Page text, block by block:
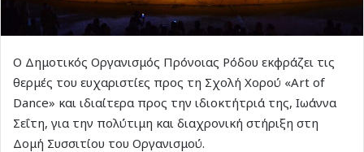
Ο Δημοτικός Οργανισμός Πρόνοιας Ρόδου εκφράζει τις
θερμές του ευχαριστίες προς τη Σχολή Χορού «Art of
Dance» και ιδιαίτερα προς την ιδιοκτήτριά της, Ιωάννα
Σεΐτη, για την πολύτιμη και διαχρονική στήριξη στη
Δομή Συσσιτίου του Οργανισμού.